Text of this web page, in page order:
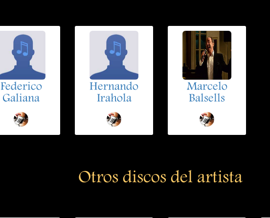
Federico
Galiana
Hernando
Irahola
Marcelo
Balsells
Otros discos del artista